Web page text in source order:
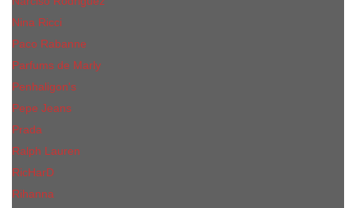
Nina Ricci
Paco Rabanne
Parfums de Marly
Penhaligon's
Pepe Jeans
Prada
Ralph Lauren
RicHarD
Rihanna